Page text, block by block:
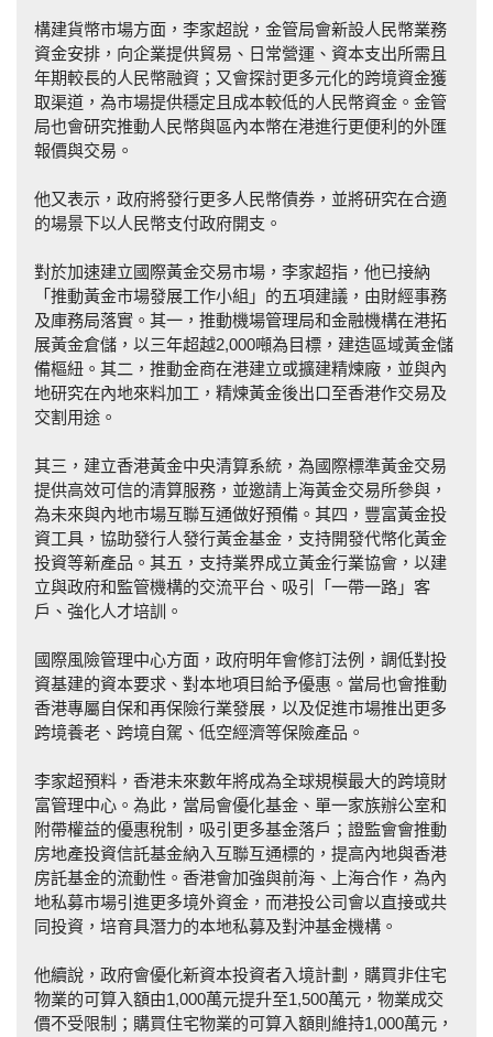
構建貨幣市場方面，李家超說，金管局會新設人民幣業務
資金安排，向企業提供貿易、日常營運、資本支出所需且
年期較長的人民幣融資；又會探討更多元化的跨境資金獲
取渠道，為市場提供穩定且成本較低的人民幣資金。金管
局也會研究推動人民幣與區內本幣在港進行更便利的外匯
報價與交易。
他又表示，政府將發行更多人民幣債券，並將研究在合適
的場景下以人民幣支付政府開支。
對於加速建立國際黃金交易市場，李家超指，他已接納
「推動黃金市場發展工作小組」的五項建議，由財經事務
及庫務局落實。其一，推動機場管理局和金融機構在港拓
展黃金倉儲，以三年超越2,000噸為目標，建造區域黃金儲
備樞紐。其二，推動金商在港建立或擴建精煉廠，並與內
地研究在內地來料加工，精煉黃金後出口至香港作交易及
交割用途。
其三，建立香港黃金中央清算系統，為國際標準黃金交易
提供高效可信的清算服務，並邀請上海黃金交易所參與，
為未來與內地市場互聯互通做好預備。其四，豐富黃金投
資工具，協助發行人發行黃金基金，支持開發代幣化黃金
投資等新產品。其五，支持業界成立黃金行業協會，以建
立與政府和監管機構的交流平台、吸引「一帶一路」客
戶、強化人才培訓。
國際風險管理中心方面，政府明年會修訂法例，調低對投
資基建的資本要求、對本地項目給予優惠。當局也會推動
香港專屬自保和再保險行業發展，以及促進市場推出更多
跨境養老、跨境自駕、低空經濟等保險產品。
李家超預料，香港未來數年將成為全球規模最大的跨境財
富管理中心。為此，當局會優化基金、單一家族辦公室和
附帶權益的優惠稅制，吸引更多基金落戶；證監會會推動
房地產投資信託基金納入互聯互通標的，提高內地與香港
房託基金的流動性。香港會加強與前海、上海合作，為內
地私募市場引進更多境外資金，而港投公司會以直接或共
同投資，培育具潛力的本地私募及對沖基金機構。
他續說，政府會優化新資本投資者入境計劃，購買非住宅
物業的可算入額由1,000萬元提升至1,500萬元，物業成交
價不受限制；購買住宅物業的可算入額則維持1,000萬元，